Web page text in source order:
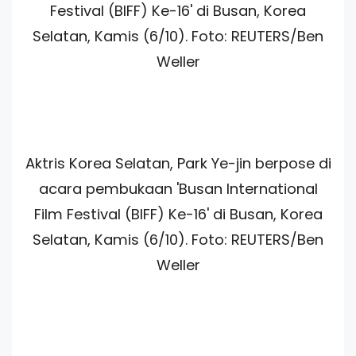
Festival (BIFF) Ke-16' di Busan, Korea
Selatan, Kamis (6/10). Foto: REUTERS/Ben
Weller
Aktris Korea Selatan, Park Ye-jin berpose di
acara pembukaan 'Busan International
Film Festival (BIFF) Ke-16' di Busan, Korea
Selatan, Kamis (6/10). Foto: REUTERS/Ben
Weller